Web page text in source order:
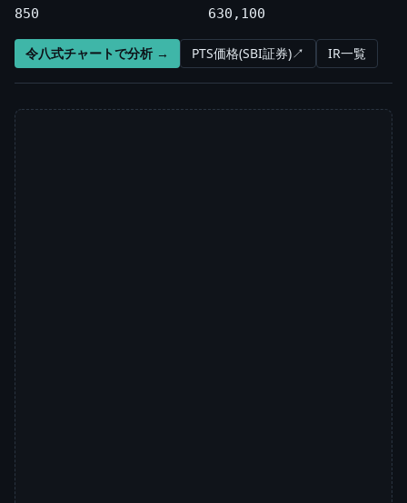
850
630,100
令八式チャートで分析 → PTS価格(SBI証券)↗ IR一覧